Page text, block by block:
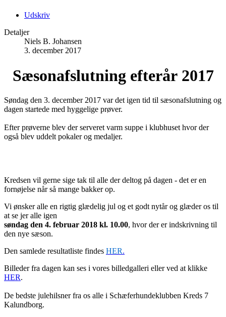
Udskriv
Detaljer
Niels B. Johansen
3. december 2017
Sæsonafslutning efterår 2017
Søndag den 3. december 2017 var det igen tid til sæsonafslutning og
dagen startede med hyggelige prøver.
Efter prøverne blev der serveret varm suppe i klubhuset hvor der
også blev uddelt pokaler og medaljer.
Kredsen vil gerne sige tak til alle der deltog på dagen - det er en
fornøjelse når så mange bakker op.
Vi ønsker alle en rigtig glædelig jul og et godt nytår og glæder os til
at se jer alle igen
søndag den 4. februar 2018 kl. 10.00, hvor der er indskrivning til
den nye sæson.
Den samlede resultatliste findes HER.
Billeder fra dagen kan ses i vores billedgalleri eller ved at klikke
HER.
De bedste julehilsner fra os alle i Schæferhundeklubben Kreds 7
Kalundborg.